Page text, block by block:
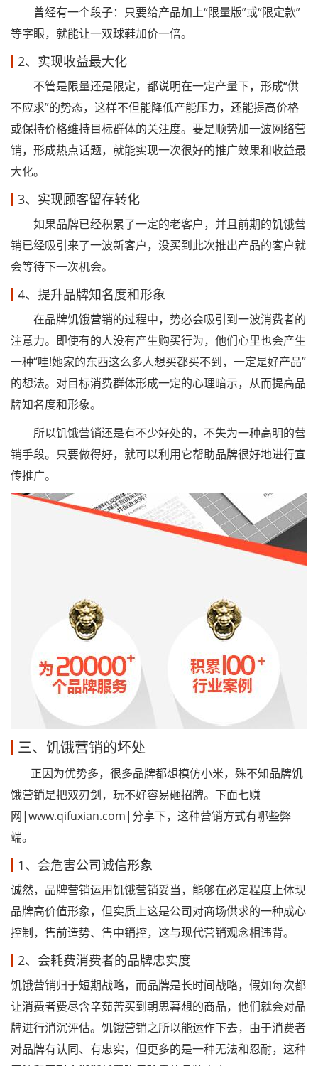
曾经有一个段子：只要给产品加上“限量版”或“限定款”
等字眼，就能让一双球鞋加价一倍。
2、实现收益最大化
不管是限量还是限定，都说明在一定产量下，形成“供
不应求”的势态，这样不但能降低产能压力，还能提高价格
或保持价格维持目标群体的关注度。要是顺势加一波网络营
销，形成热点话题，就能实现一次很好的推广效果和收益最
大化。
3、实现顾客留存转化
如果品牌已经积累了一定的老客户，并且前期的饥饿营
销已经吸引来了一波新客户，没买到此次推出产品的客户就
会等待下一次机会。
4、提升品牌知名度和形象
在品牌饥饿营销的过程中，势必会吸引到一波消费者的
注意力。即使有的人没有产生购买行为，他们心里也会产生
一种“哇!她家的东西这么多人想买都买不到，一定是好产品”
的想法。对目标消费群体形成一定的心理暗示，从而提高品
牌知名度和形象。
所以饥饿营销还是有不少好处的，不失为一种高明的营
销手段。只要做得好，就可以利用它帮助品牌很好地进行宣
传推广。
三、饥饿营销的坏处
正因为优势多，很多品牌都想模仿小米，殊不知品牌饥
饿营销是把双刃剑，玩不好容易砸招牌。下面七赚
网|www.qifuxian.com|分享下，这种营销方式有哪些弊
端。
1、会危害公司诚信形象
诚然，品牌营销运用饥饿营销妥当，能够在必定程度上体现
品牌高价值形象，但实质上这是公司对商场供求的一种成心
控制，售前造势、售中销控，这与现代营销观念相违背。
2、会耗费消费者的品牌忠实度
饥饿营销归于短期战略，而品牌是长时间战略，假如每次都
让消费者费尽含辛茹苦买到朝思暮想的商品，他们就会对品
牌进行消沉评估。饥饿营销之所以能运作下去，由于消费者
对品牌有认同、有忠实，但更多的是一种无法和忍耐，这种